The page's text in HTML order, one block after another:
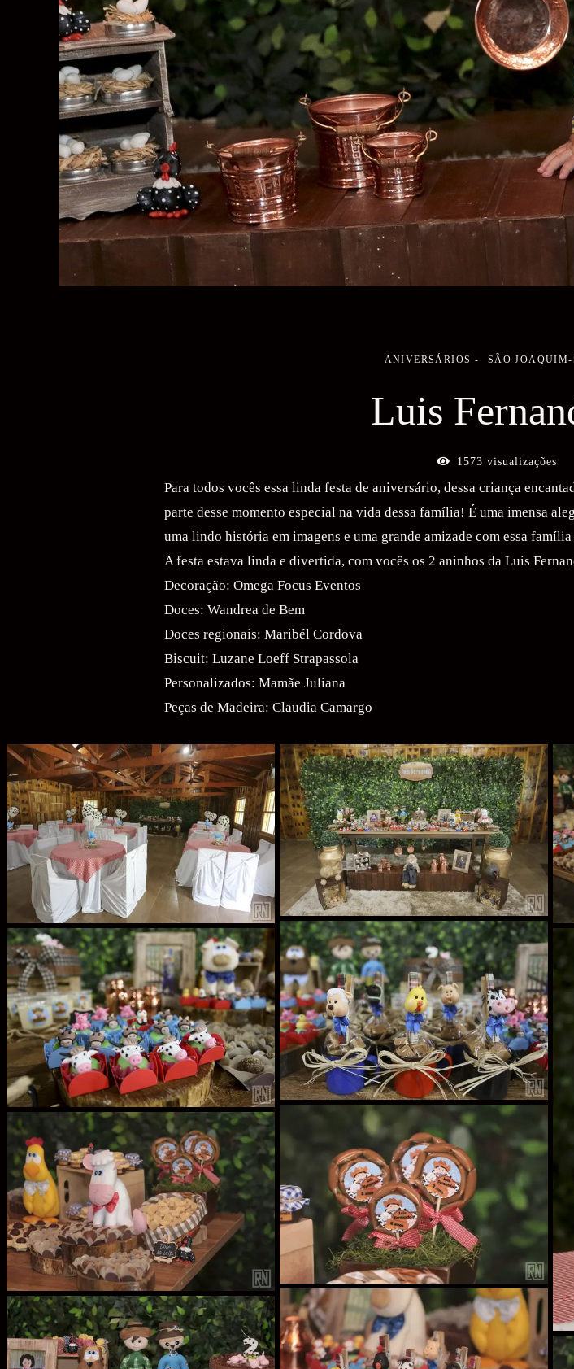
ANIVERSÁRIOS SÃO JOAQUIM-
Luis
1573 visualizações
Para todos vocês essa linda festa de aniversário, dessa criança
parte desse momento especial na vida dessa família! É uma imensa
uma lindo história em imagens e uma grande amizade com essa
A festa estava linda e divertida, com vocês os 2 aninhos da Luis
Decoração: Omega Focus Eventos
Doces: Wandrea de Bem
Doces regionais: Maribél Cordova
Biscuit: Luzane Loeff Strapassola
Personalizados: Mamãe Juliana
Peças de Madeira: Claudia Camargo